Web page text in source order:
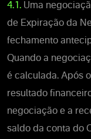
4.1. Uma
de Expiração da
fechamento
Quando a
é calculada. Após
resultado
negociação e a
saldo da conta do